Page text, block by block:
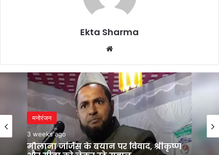
Ekta Sharma
3 weeks ago
मनोरंजन
3 weeks ago